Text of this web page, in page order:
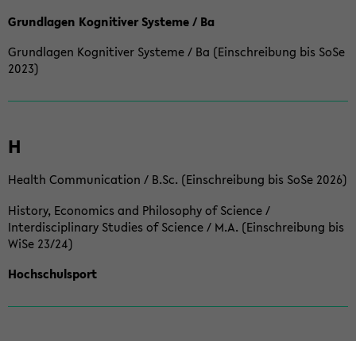
Grundlagen Kognitiver Systeme / Ba
Grundlagen Kognitiver Systeme / Ba (Einschreibung bis SoSe
2023)
H
Health Communication / B.Sc. (Einschreibung bis SoSe 2026)
History, Economics and Philosophy of Science /
Interdisciplinary Studies of Science / M.A. (Einschreibung bis
WiSe 23/24)
Hochschulsport